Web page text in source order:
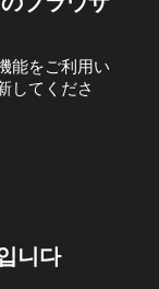
能をご利用い
してくださ
니다